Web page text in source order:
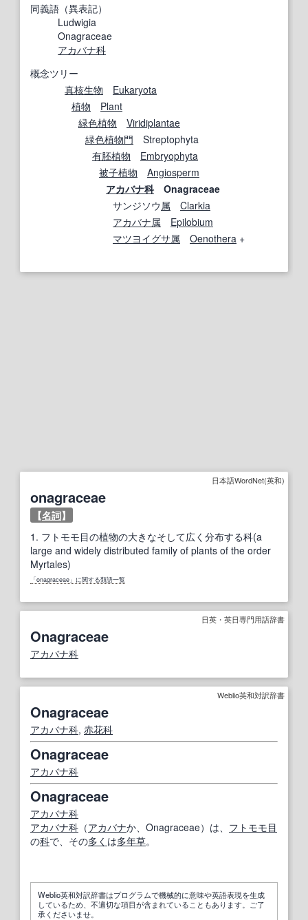
同義語（異表記）
Ludwigia
Onagraceae
アカバナ科
概念ツリー
真核生物
Eukaryota
植物
Plant
緑色植物
Viridiplantae
緑色植物門 Streptophyta
有胚植物
Embryophyta
被子植物
Angiosperm
アカバナ科 Onagraceae
サンジソウ 属
Clarkia
アカバナ属
Epilobium
マツヨイグサ属
Oenothera +
日本語WordNet(英和)
onagraceae
【名詞】
1. フトモモ目の植物の大きなそして広く分布する科(a
large and widely distributed family of plants of the order
Myrtales)
「onagraceae」に関する類語一覧
日英・英日専門用語辞書
Onagraceae
アカバナ科
Weblio英和対訳辞書
Onagraceae
アカバナ科, 赤花科
Onagraceae
アカバナ科
Onagraceae
アカバナ科
アカバナ科 （アカバナか、Onagraceae）は、 フトモモ目
の科で、その多く は多年草。
Weblio英和対訳辞書はプログラムで機械的に意味や英語表現を生成
しているため、不適切な項目が含まれていることもあります。ご了
承くださいませ。